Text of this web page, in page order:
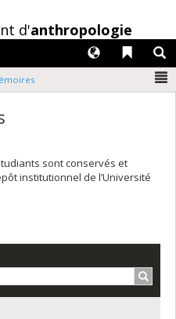
d'anthropologie
Liens
Langues
sont conservés et
institutionnel de l’Université